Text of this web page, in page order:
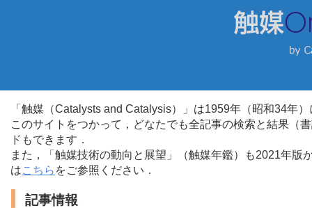
「触媒（Catalysts and Catalysis）」は1959年（昭和34年
このサイトをつかって，どなたでも全記事の検索と結果（
ドもできます．
また，「触媒技術の動向と展望」（触媒年鑑）も2021年
はこちら をご参照ください．
記事情報